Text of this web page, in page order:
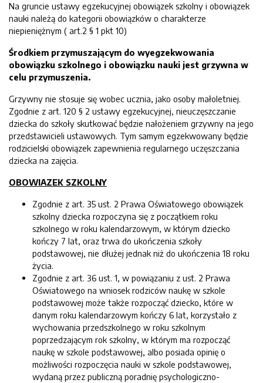
Na gruncie ustawy egzekucyjnej obowiązek szkolny i obowiązek
nauki należą do kategorii obowiązków o charakterze
niepieniężnym ( art.2 § 1 pkt 10)
Środkiem przymuszającym do wyegzekwowania
obowiązku szkolnego i obowiązku nauki jest grzywna w
celu przymuszenia.
Grzywny nie stosuje się wobec ucznia, jako osoby małoletniej.
Zgodnie z art. 120 § 2 ustawy egzekucyjnej, nieuczęszczanie
dziecka do szkoły skutkować będzie nałożeniem grzywny na jego
przedstawicieli ustawowych. Tym samym egzekwowany będzie
rodzicielski obowiązek zapewnienia regularnego uczęszczania
dziecka na zajęcia.
OBOWIAZEK SZKOLNY
Zgodnie z art. 35 ust. 2 Prawa Oświatowego obowiązek
szkolny dziecka rozpoczyna się z początkiem roku
szkolnego w roku kalendarzowym, w którym dziecko
kończy 7 lat, oraz trwa do ukończenia szkoły
podstawowej, nie dłużej jednak niż do ukończenia 18 roku
życia.
Zgodnie z art. 36 ust. 1, w powiązaniu z ust. 2 Prawa
Oświatowego na wniosek rodziców naukę w szkole
podstawowej może także rozpocząć dziecko, które w
danym roku kalendarzowym kończy 6 lat, korzystało z
wychowania przedszkolnego w roku szkolnym
poprzedzającym rok szkolny, w którym ma rozpocząć
naukę w szkole podstawowej, albo posiada opinię o
możliwości rozpoczęcia nauki w szkole podstawowej,
wydaną przez publiczną poradnię psychologiczno-